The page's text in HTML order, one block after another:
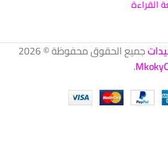
القراءة
جميع الحقوق محفوظة © 2026
.